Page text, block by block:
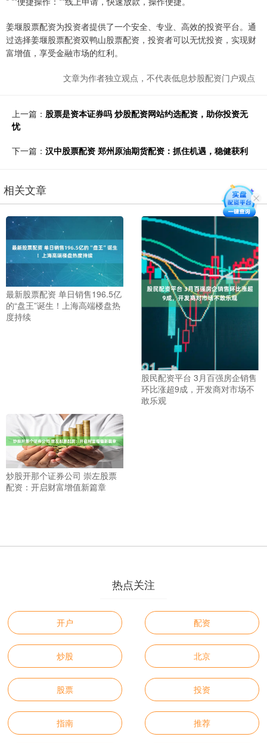
姜堰股票配资为投资者提供了一个安全、专业、高效的投资平台。通
过选择姜堰股票配资双鸭山股票配资，投资者可以无忧投资，实现财
富增值，享受金融市场的红利。
文章为作者独立观点，不代表低息炒股配资门户观点
上一篇： 股票是资本证券吗 炒股配资网站约选配资，助你投资无
忧
下一篇： 汉中股票配资 郑州原油期货配资：抓住机遇，稳健获利
相关文章
最新股票配资 单日销售196.5亿
的“盘王”诞生！上海高端楼盘热
度持续
股民配资平台 3月百强房企销售
环比涨超9成，开发商对市场不
敢乐观
炒股开那个证券公司 崇左股票
配资：开启财富增值新篇章
热点关注
开户 配资
炒股 北京
股票 投资
指南 推荐